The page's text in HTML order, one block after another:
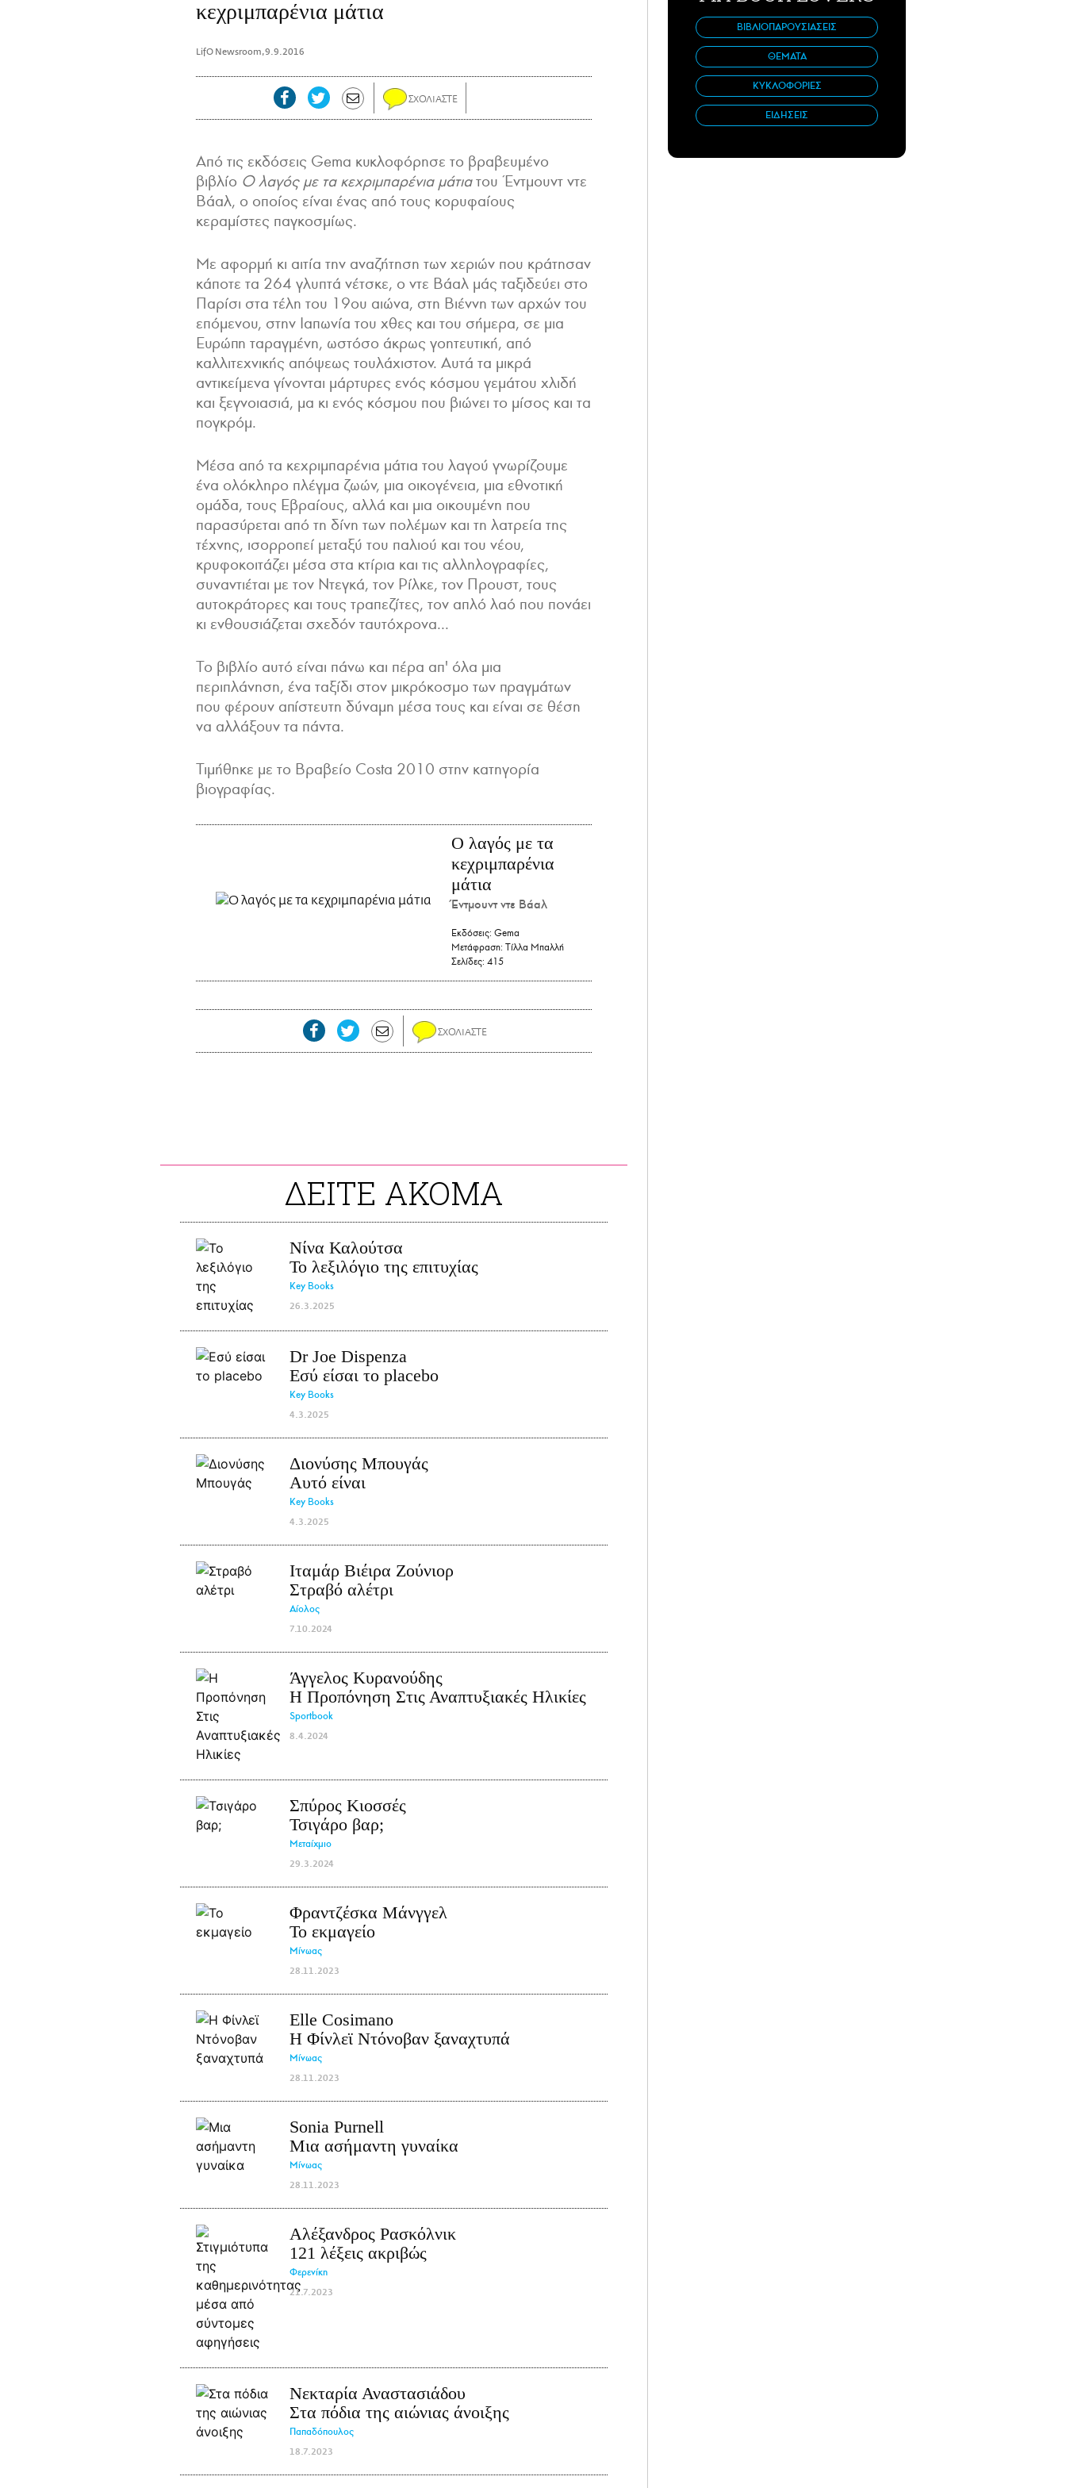
κεχριμπαρένια μάτια
LifO Newsroom,9.9.2016
Από τις εκδόσεις Gema κυκλοφόρησε το βραβευμένο
βιβλίο Ο λαγός με τα κεχριμπαρένια μάτιατου Έντμουντ ντε
Βάαλ, ο οποίος είναι ένας από τους κορυφαίους
κεραμίστες παγκοσμίως.
Με αφορμή κι αιτία την αναζήτηση των χεριών που κράτησαν
κάποτε τα 264 γλυπτά νέτσκε, ο ντε Βάαλ μάς ταξιδεύει στο
Παρίσι στα τέλη του 19ου αιώνα, στη Βιέννη των αρχών του
επόμενου, στην Ιαπωνία του χθες και του σήμερα, σε μια
Ευρώπη ταραγμένη, ωστόσο άκρως γοητευτική, από
καλλιτεχνικής απόψεως τουλάχιστον. Αυτά τα μικρά
αντικείμενα γίνονται μάρτυρες ενός κόσμου γεμάτου χλιδή
και ξεγνοιασιά, μα κι ενός κόσμου που βιώνει το μίσος και τα
πογκρόμ.
Μέσα από τα κεχριμπαρένια μάτια του λαγού γνωρίζουμε
ένα ολόκληρο πλέγμα ζωών, μια οικογένεια, μια εθνοτική
ομάδα, τους Εβραίους, αλλά και μια οικουμένη που
παρασύρεται από τη δίνη των πολέμων και τη λατρεία της
τέχνης, ισορροπεί μεταξύ του παλιού και του νέου,
κρυφοκοιτάζει μέσα στα κτίρια και τις αλληλογραφίες,
συναντιέται με τον Ντεγκά, τον Ρίλκε, τον Προυστ, τους
αυτοκράτορες και τους τραπεζίτες, τον απλό λαό που πονάει
κι ενθουσιάζεται σχεδόν ταυτόχρονα...
Το βιβλίο αυτό είναι πάνω και πέρα απ' όλα μια
περιπλάνηση, ένα ταξίδι στον μικρόκοσμο των πραγμάτων
που φέρουν απίστευτη δύναμη μέσα τους και είναι σε θέση
να αλλάξουν τα πάντα.
Τιμήθηκε με το Βραβείο Costa 2010 στην κατηγορία
βιογραφίας.
Ο λαγός με τα
κεχριμπαρένια
μάτια
Έντμουντ ντε Βάαλ
Εκδόσεις: Gema
Μετάφραση: Τίλλα Μπαλλή
Σελίδες: 415
ΔΕΙΤΕ ΑΚΟΜΑ
Νίνα Καλούτσα
Το λεξιλόγιο της επιτυχίας
Key Books
26.3.2025
Dr Joe Dispenza
Εσύ είσαι το placebo
Key Books
4.3.2025
Διονύσης Μπουγάς
Αυτό είναι
Key Books
4.3.2025
Ιταμάρ Βιέιρα Ζούνιορ
Στραβό αλέτρι
Αίολος
7.10.2024
Άγγελος Κυρανούδης
Η Προπόνηση Στις Αναπτυξιακές Ηλικίες
Sportbook
8.4.2024
Σπύρος Κιοσσές
Τσιγάρο βαρ;
Μεταίχμιο
29.3.2024
Φραντζέσκα Μάνγγελ
Το εκμαγείο
Μίνωας
28.11.2023
Elle Cosimano
Η Φίνλεϊ Ντόνοβαν ξαναχτυπά
Μίνωας
28.11.2023
Sonia Purnell
Μια ασήμαντη γυναίκα
Μίνωας
28.11.2023
Αλέξανδρος Ρασκόλνικ
121 λέξεις ακριβώς
Φερενίκη
21.7.2023
Νεκταρία Αναστασιάδου
Στα πόδια της αιώνιας άνοιξης
Παπαδόπουλος
18.7.2023
ΒΙΒΛΙΟΠΑΡΟΥΣΙΑΣΕΙΣ
ΘΕΜΑΤΑ
ΚΥΚΛΟΦΟΡΙΕΣ
ΕΙΔΗΣΕΙΣ